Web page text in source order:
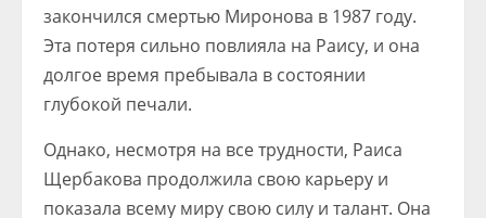
закончился смертью Миронова в 1987 году.
Эта потеря сильно повлияла на Раису, и она
долгое время пребывала в состоянии
глубокой печали.
Однако, несмотря на все трудности, Раиса
Щербакова продолжила свою карьеру и
показала всему миру свою силу и талант. Она